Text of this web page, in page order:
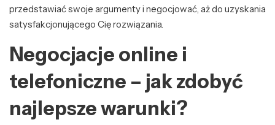
przedstawiać swoje argumenty i negocjować, aż do uzyskania
satysfakcjonującego Cię rozwiązania.
Negocjacje online i
telefoniczne – jak zdobyć
najlepsze warunki?